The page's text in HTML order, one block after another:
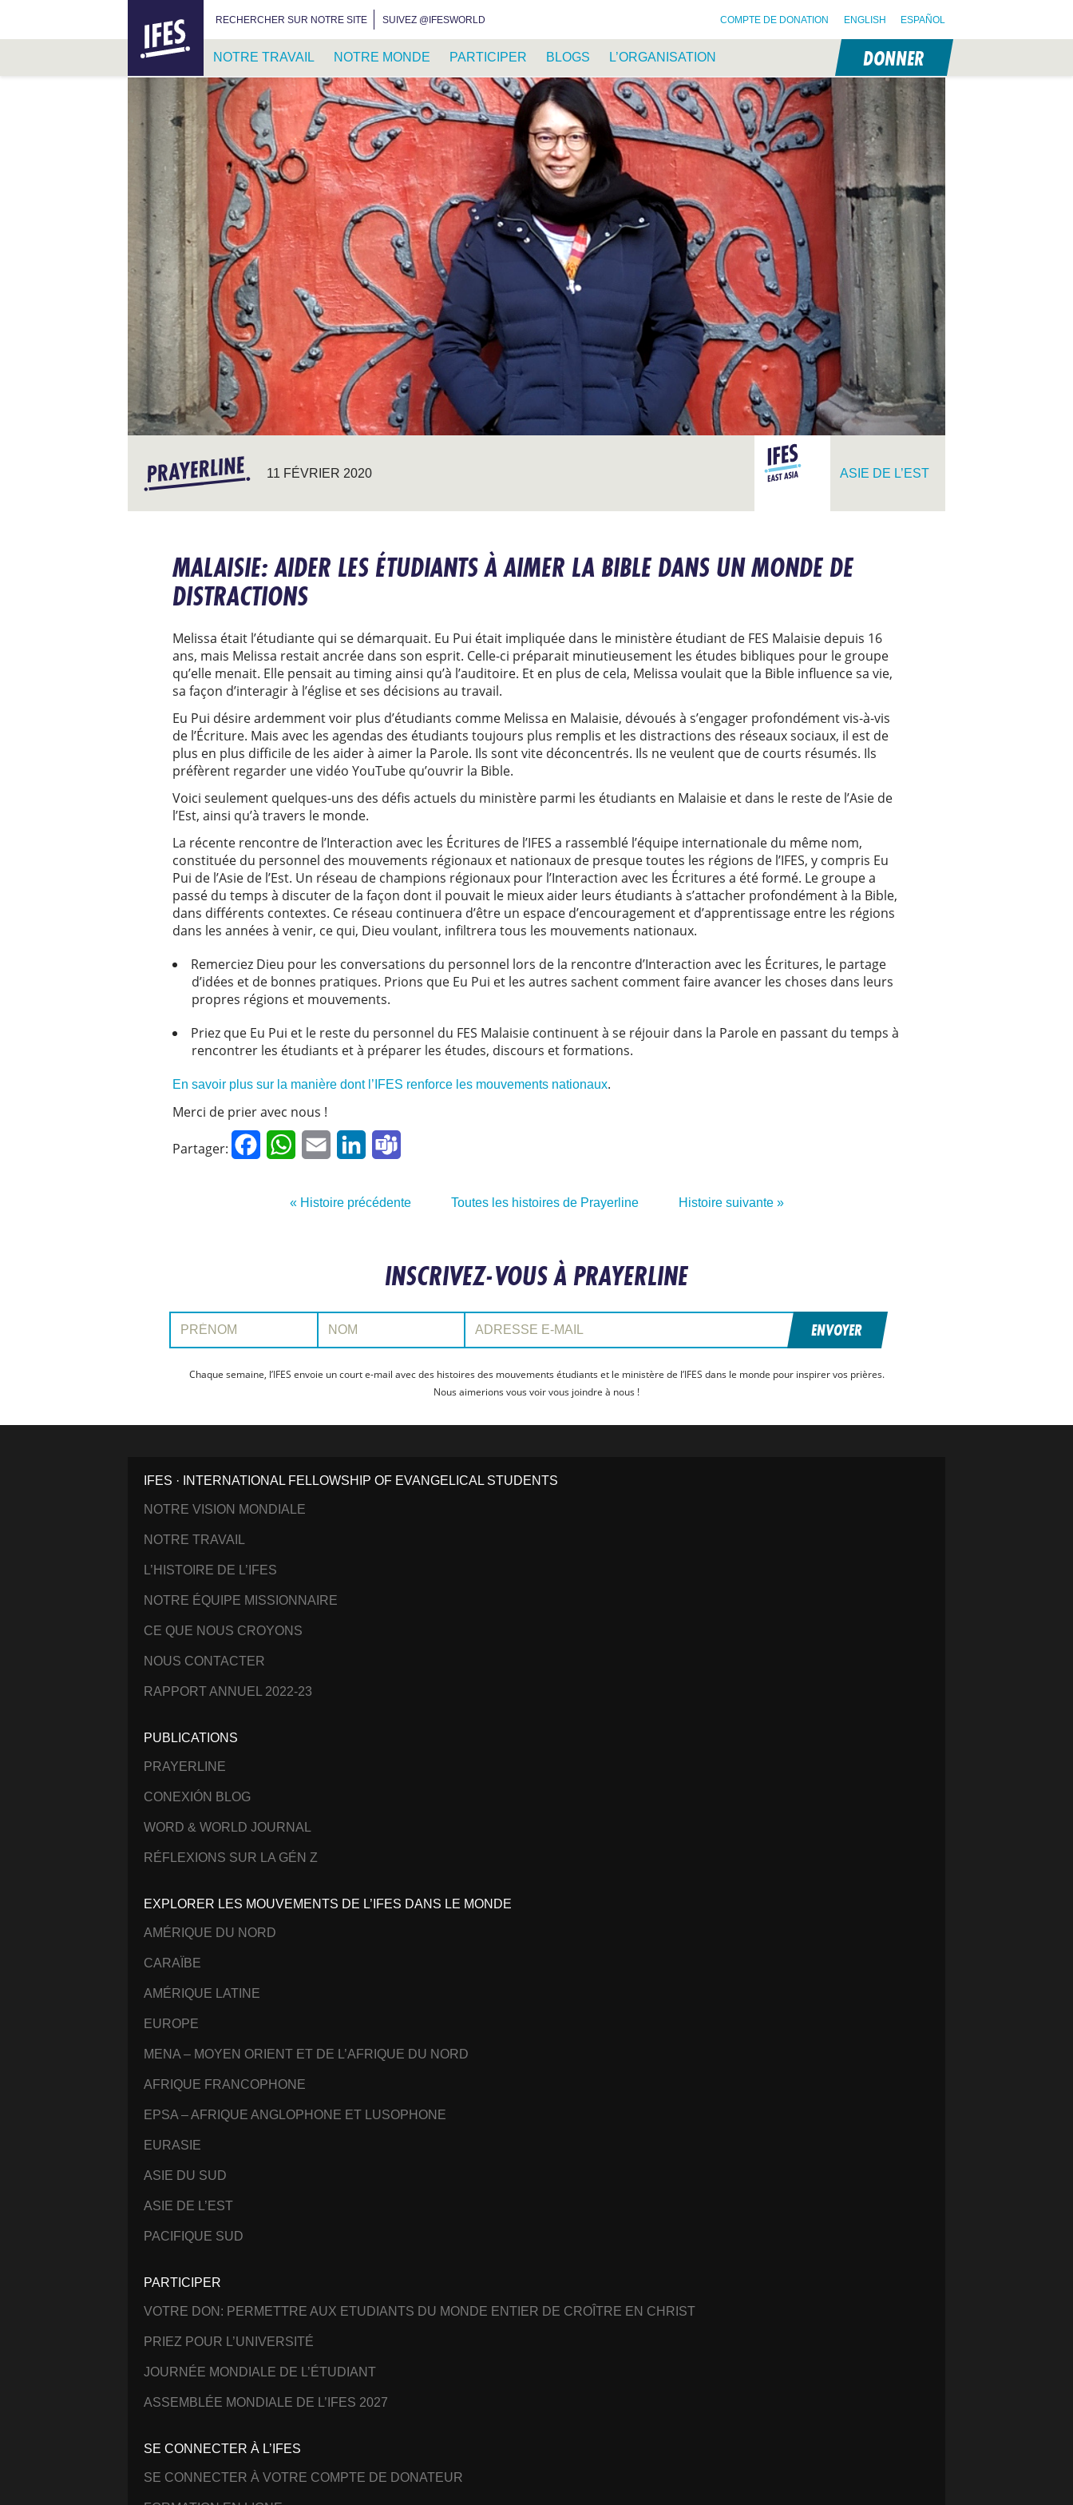
RECHERCHER SUR NOTRE SITE SUIVEZ @IFESWORLD COMPTE DE DONATION ENGLISH ESPAÑOL
INTERNATIONAL
FELLOWSHIP
OF
EVANGELICAL
STUDENTS
NOTRE TRAVAIL NOTRE MONDE PARTICIPER BLOGS L’ORGANISATION DONNER
11 FÉVRIER 2020 ASIE DE L’EST
MALAISIE: AIDER LES ÉTUDIANTS À AIMER LA BIBLE DANS UN MONDE DE
DISTRACTIONS
Melissa était l’étudiante qui se démarquait. Eu Pui était impliquée dans le ministère étudiant de FES Malaisie depuis 16
ans, mais Melissa restait ancrée dans son esprit. Celle-ci préparait minutieusement les études bibliques pour le groupe
qu’elle menait. Elle pensait au timing ainsi qu’à l’auditoire. Et en plus de cela, Melissa voulait que la Bible influence sa vie,
sa façon d’interagir à l’église et ses décisions au travail.
Eu Pui désire ardemment voir plus d’étudiants comme Melissa en Malaisie, dévoués à s’engager profondément vis-à-vis
de l’Écriture. Mais avec les agendas des étudiants toujours plus remplis et les distractions des réseaux sociaux, il est de
plus en plus difficile de les aider à aimer la Parole. Ils sont vite déconcentrés. Ils ne veulent que de courts résumés. Ils
préfèrent regarder une vidéo YouTube qu’ouvrir la Bible.
Voici seulement quelques-uns des défis actuels du ministère parmi les étudiants en Malaisie et dans le reste de l’Asie de
l’Est, ainsi qu’à travers le monde.
La récente rencontre de l’Interaction avec les Écritures de l’IFES a rassemblé l’équipe internationale du même nom,
constituée du personnel des mouvements régionaux et nationaux de presque toutes les régions de l’IFES, y compris Eu
Pui de l’Asie de l’Est. Un réseau de champions régionaux pour l’Interaction avec les Écritures a été formé. Le groupe a
passé du temps à discuter de la façon dont il pouvait le mieux aider leurs étudiants à s’attacher profondément à la Bible,
dans différents contextes. Ce réseau continuera d’être un espace d’encouragement et d’apprentissage entre les régions
dans les années à venir, ce qui, Dieu voulant, infiltrera tous les mouvements nationaux.
Remerciez Dieu pour les conversations du personnel lors de la rencontre d’Interaction avec les Écritures, le partage
d’idées et de bonnes pratiques. Prions que Eu Pui et les autres sachent comment faire avancer les choses dans leurs
propres régions et mouvements.
Priez que Eu Pui et le reste du personnel du FES Malaisie continuent à se réjouir dans la Parole en passant du temps à
rencontrer les étudiants et à préparer les études, discours et formations.
En savoir plus sur la manière dont l’IFES renforce les mouvements nationaux.
Merci de prier avec nous !
Partager: FacebookWhatsApp
Email LinkedIn
« Histoire précédente Toutes les histoires de Prayerline Histoire suivante »
INSCRIVEZ-VOUS À PRAYERLINE
Prénom: Nom: Adresse e-mail:
ENVOYER
Chaque semaine, l’IFES envoie un court e-mail avec des histoires des mouvements étudiants et le ministère de l’IFES dans le monde pour inspirer vos prières.
Nous aimerions vous voir vous joindre à nous !
IFES · INTERNATIONAL FELLOWSHIP OF EVANGELICAL STUDENTS
NOTRE VISION MONDIALE
NOTRE TRAVAIL
L’HISTOIRE DE L’IFES
NOTRE ÉQUIPE MISSIONNAIRE
CE QUE NOUS CROYONS
NOUS CONTACTER
RAPPORT ANNUEL 2022-23
PUBLICATIONS
PRAYERLINE
CONEXIÓN BLOG
WORD & WORLD JOURNAL
RÉFLEXIONS SUR LA GÉN Z
EXPLORER LES MOUVEMENTS DE L’IFES DANS LE MONDE
AMÉRIQUE DU NORD
CARAÏBE
AMÉRIQUE LATINE
EUROPE
MENA – MOYEN ORIENT ET DE L’AFRIQUE DU NORD
AFRIQUE FRANCOPHONE
EPSA – AFRIQUE ANGLOPHONE ET LUSOPHONE
EURASIE
ASIE DU SUD
ASIE DE L’EST
PACIFIQUE SUD
PARTICIPER
VOTRE DON: PERMETTRE AUX ETUDIANTS DU MONDE ENTIER DE CROÎTRE EN CHRIST
PRIEZ POUR L’UNIVERSITÉ
JOURNÉE MONDIALE DE L’ÉTUDIANT
ASSEMBLÉE MONDIALE DE L’IFES 2027
SE CONNECTER À L’IFES
SE CONNECTER À VOTRE COMPTE DE DONATEUR